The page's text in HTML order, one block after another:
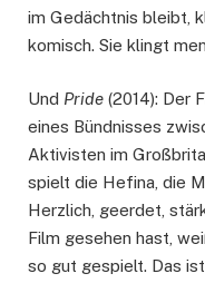
im Gedächtnis bleibt,
komisch. Sie klingt
Und Pride (2014): Der
eines Bündnisses
Aktivisten im
spielt die Hefina, die
Herzlich, geerdet,
Film gesehen hast,
so gut gespielt. Das